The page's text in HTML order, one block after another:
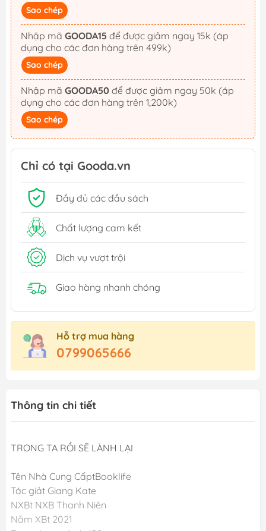
Sao chép
Nhập mã GOODA15
dụng cho các đơn hàng trên 499k)
Sao chép
Nhập mã GOODA50
dụng cho các đơn hàng trên 1,200k)
Sao chép
Chỉ có tại Gooda.vn
Đầy đủ các đầu sách
Chất lượng cam kết
Dịch vụ vượt trội
Giao hàng nhanh chóng
Hỗ trợ mua hàng
0799065666
Thông tin chi tiết
TRONG TA RỒI SẼ LÀNH LẠI
Tên Nhà Cung CấptBooklife
Tác giảt Giang Kate
NXBt NXB Thanh Niên
Năm XBt 2021